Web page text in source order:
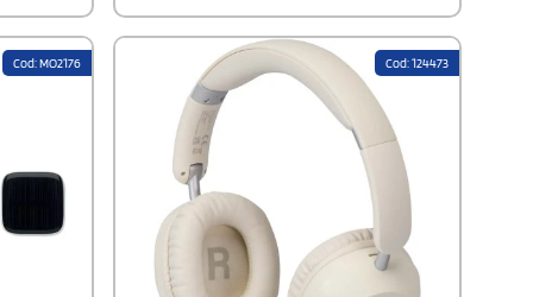
Cod: MO2176 Cod: 124473